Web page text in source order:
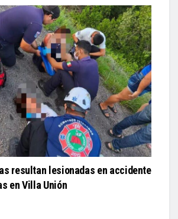
resultan lesionadas en accidente
en Villa Unión